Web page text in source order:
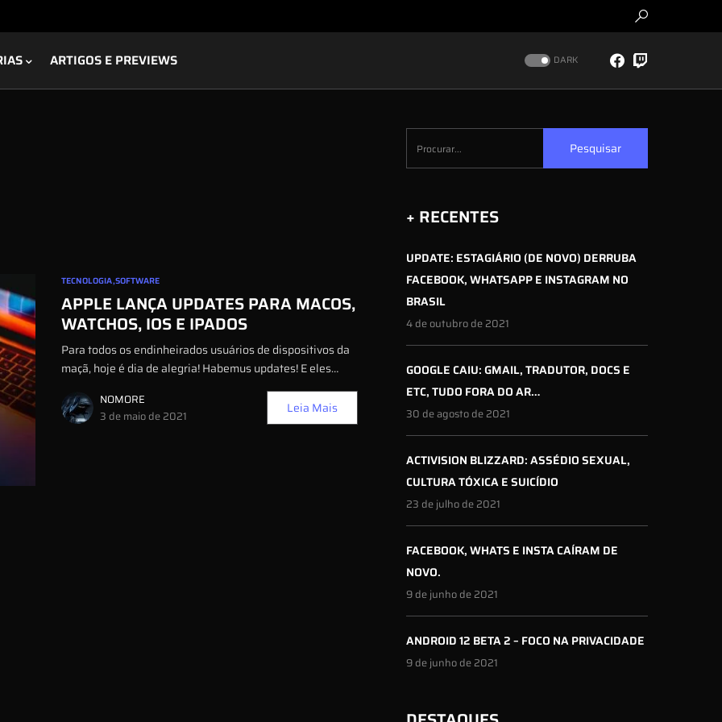
ARTIGOS E PREVIEWS DARK
TECNOLOGIA SOFTWARE
APPLE LANÇA UPDATES PARA MACOS,
WATCHOS, IOS E IPADOS
Para todos os endinheirados usuários de dispositivos da
maçã, hoje é dia de alegria! Habemus updates! E eles…
NOMORE
3 de maio de 2021
Leia Mais
Pesquisar
+ RECENTES
UPDATE: ESTAGIÁRIO (DE NOVO) DERRUBA
FACEBOOK, WHATSAPP E INSTAGRAM NO
BRASIL
4 de outubro de 2021
GOOGLE CAIU: GMAIL, TRADUTOR, DOCS E
ETC, TUDO FORA DO AR…
30 de agosto de 2021
ACTIVISION BLIZZARD: ASSÉDIO SEXUAL,
CULTURA TÓXICA E SUICÍDIO
23 de julho de 2021
FACEBOOK, WHATS E INSTA CAÍRAM DE
NOVO.
9 de junho de 2021
ANDROID 12 BETA 2 – FOCO NA PRIVACIDADE
9 de junho de 2021